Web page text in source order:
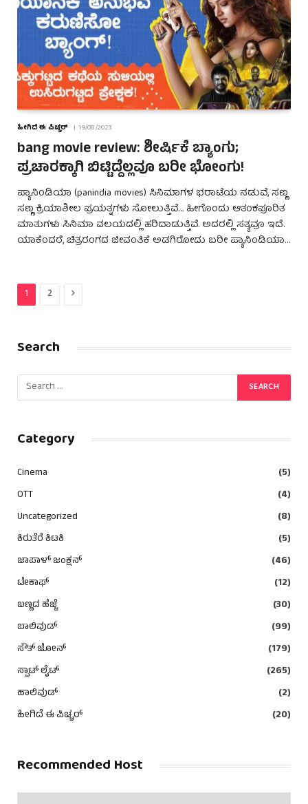
ಹೀಗಿದೆ ಈ ಪಿಚ್ಚರ್ 19/08/2023
bang movie review: ಶೀರ್ಷಿಕೆ ಬ್ಯಾಂಗು;
ಪ್ರಚಾರಕ್ಕಾಗಿ ಬಿಟ್ಟಿದ್ದೆಲ್ಲವೂ ಬರೀ ಭೋಂಗು!
ಪ್ಯಾನಿಂಡಿಯಾ (panindia movies) ಸಿನಿಮಾಗಳ ಭರಾಟೆಯ ನಡುವೆ, ಸಣ್ಣ
ಸಣ್ಣ ಕ್ರಿಯಾಶೀಲ ಪ್ರಯತ್ನಗಳು ಸೋಲುತ್ತಿವೆ… ಹೀಗೊಂದು ಆತಂಕಪೂರಿತ
ಮಾತುಗಳು ಸಿನಿಮಾ ವಲಯದಲ್ಲಿ ಹರಿದಾಡುತ್ತಿವೆ. ಅದರಲ್ಲಿ ಸತ್ಯವೂ ಇದೆ.
ಯಾಕೆಂದರೆ, ಚಿತ್ರರಂಗದ ಜೀವಂತಿಕೆ ಅಡಗಿರೋದು ಬರೀ ಪ್ಯಾನಿಂಡಿಯಾ…
1 2 Next
Search
Category
Cinema
(5)
OTT
(4)
Uncategorized
(8)
ಕಿರುತೆರೆ ಕಿಟಕಿ
(5)
ಜಾಪಾಳ್ ಜಂಕ್ಷನ್
(46)
ಟೇಕಾಫ್
(12)
ಬಣ್ಣದ ಹೆಜ್ಜೆ
(30)
ಬಾಲಿವುಡ್
(99)
ಸೌತ್ ಜೋನ್
(179)
ಸ್ಪಾಟ್ ಲೈಟ್
(265)
ಹಾಲಿವುಡ್
(2)
ಹೀಗಿದೆ ಈ ಪಿಚ್ಚರ್
(20)
Recommended Host